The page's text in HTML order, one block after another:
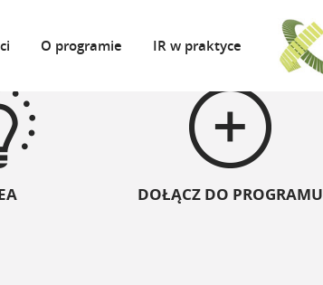
O programie IR w praktyce
DOŁĄCZ DO PROGRAMU